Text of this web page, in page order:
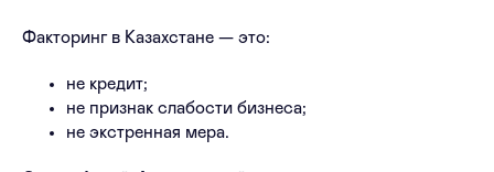
Факторинг в Казахстане — это:
не кредит;
не признак слабости бизнеса;
не экстренная мера.